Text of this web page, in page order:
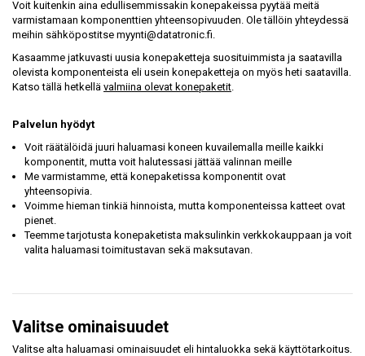
Voit kuitenkin aina edullisemmissakin konepakeissa pyytää meitä
varmistamaan komponenttien yhteensopivuuden. Ole tällöin yhteydessä
meihin sähköpostitse myynti@datatronic.fi.
Kasaamme jatkuvasti uusia konepaketteja suosituimmista ja saatavilla
olevista komponenteista eli usein konepaketteja on myös heti saatavilla.
Katso tällä hetkellä valmiina olevat konepaketit.
Palvelun hyödyt
Voit räätälöidä juuri haluamasi koneen kuvailemalla meille kaikki
komponentit, mutta voit halutessasi jättää valinnan meille ‌
Me varmistamme, että konepaketissa komponentit ovat
yhteensopivia.
Voimme hieman tinkiä hinnoista, mutta komponenteissa katteet ovat
pienet.
Teemme tarjotusta konepaketista maksulinkin verkkokauppaan ja voit
valita haluamasi toimitustavan sekä maksutavan.
Valitse ominaisuudet
Valitse alta haluamasi ominaisuudet eli hintaluokka sekä käyttötarkoitus.